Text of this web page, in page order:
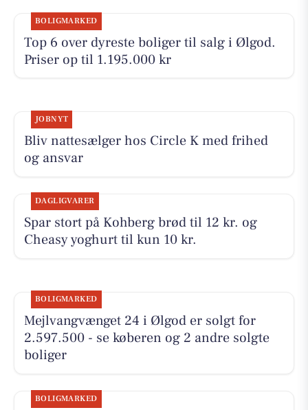
BOLIGMARKED
Top 6 over dyreste boliger til salg i Ølgod.
Priser op til 1.195.000 kr
JOBNYT
Bliv nattesælger hos Circle K med frihed
og ansvar
DAGLIGVARER
Spar stort på Kohberg brød til 12 kr. og
Cheasy yoghurt til kun 10 kr.
BOLIGMARKED
Mejlvangvænget 24 i Ølgod er solgt for
2.597.500 - se køberen og 2 andre solgte
boliger
BOLIGMARKED